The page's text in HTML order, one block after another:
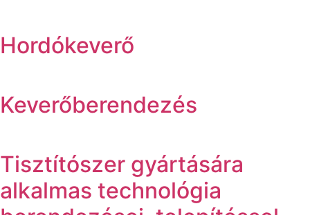
Hordókeverő
Keverőberendezés
Tisztítószer gyártására
alkalmas technológia